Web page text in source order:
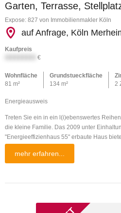
Garten, Terrasse,
Expose: 827 von Immobilienmakler Köln
auf Anfrage, Köln
Kaufpreis
€
Wohnfläche
81 m²
Grundstueckfläche
134 m²
2
Energieausweis
Treten Sie ein in ein l(i)ebenswertes
die kleine Familie. Das 2009 unter
"Energieeffizienhaus 55" erbaute Haus
mehr erfahren...